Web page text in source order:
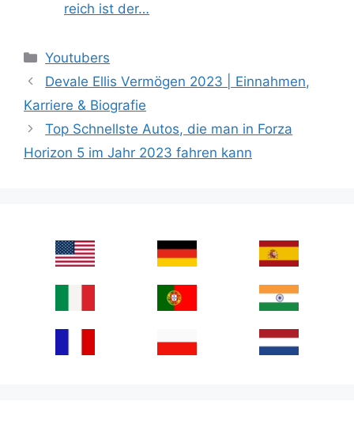
reich ist der…
Categories
Youtubers
Devale Ellis Vermögen 2023 | Einnahmen,
Karriere & Biografie
Top Schnellste Autos, die man in Forza
Horizon 5 im Jahr 2023 fahren kann